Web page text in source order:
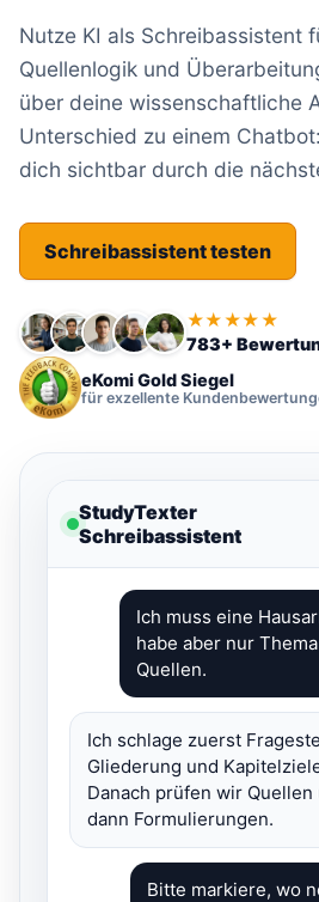
Nutze KI als Schreibassistent
Quellenlogik und
über deine wissenschaftliche
Unterschied zu einem
dich sichtbar durch die
Schreibassistent testen
★★★★★
783+
eKomi Gold Siegel
für exzellente
StudyTexter
Schreibassistent
Ich muss eine
habe aber nur
Quellen.
Ich schlage zuerst
Gliederung und
Danach prüfen wir
dann Formulierungen.
Bitte markiere, wo